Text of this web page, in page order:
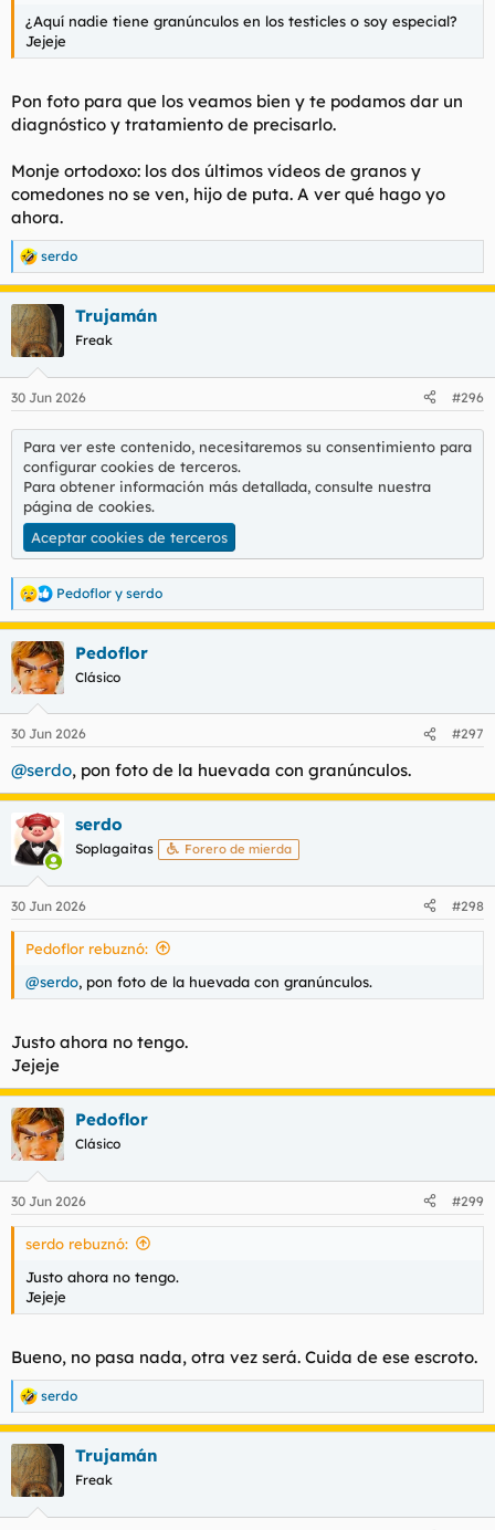
¿Aquí nadie tiene granúnculos en los testicles o soy especial?
Jejeje
Pon foto para que los veamos bien y te podamos dar un
diagnóstico y tratamiento de precisarlo.
Monje ortodoxo: los dos últimos vídeos de granos y
comedones no se ven, hijo de puta. A ver qué hago yo
ahora.
R
e
a
c
c
i
e
serdo
Trujamán
Freak
30 Jun 2026 #296
Para ver este contenido, necesitaremos su consentimiento para
configurar cookies de terceros.
Para obtener información más detallada, consulte nuestra
página de cookies.
Aceptar cookies de terceros
R
e
a
c
c
i
e
:
Pedoflor y serdo
Pedoflor
Clásico
30 Jun 2026 #297
@serdo, pon foto de la huevada con granúnculos.
serdo
Soplagaitas Forero de mierda
30 Jun 2026 #298
Pedoflor rebuznó:
@serdo, pon foto de la huevada con granúnculos.
Justo ahora no tengo.
Jejeje
Pedoflor
Clásico
30 Jun 2026 #299
serdo rebuznó:
Justo ahora no tengo.
Jejeje
Bueno, no pasa nada, otra vez será. Cuida de ese escroto.
R
e
a
c
c
i
serdo
Trujamán
Freak